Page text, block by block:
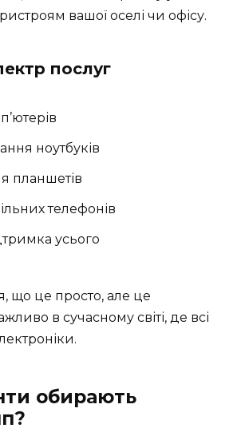
вашої оселі чи офісу.
послуг
ноутбуків
планшетів
телефонів
усього
що це просто, але це
в сучасному світі, де всі
обирають